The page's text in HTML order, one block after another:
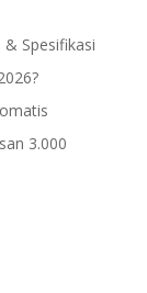
& Spesifikasi
3.000